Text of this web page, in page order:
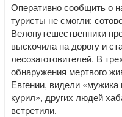
Оперативно сообщить о
туристы не смогли:
Велопутешественники
выскочила на дорогу и
лесозаготовителей. В
обнаружения мертвого
Евгении, видели
курил», других людей
встретили.